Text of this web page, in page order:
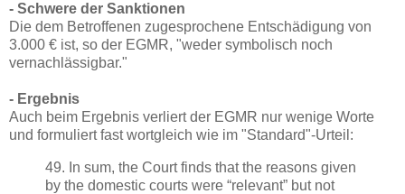
- Schwere der Sanktionen
Die dem Betroffenen zugesprochene Entschädigung von
3.000 € ist, so der EGMR, "weder symbolisch noch
vernachlässigbar."
- Ergebnis
Auch beim Ergebnis verliert der EGMR nur wenige Worte
und formuliert fast wortgleich wie im "Standard"-Urteil:
49. In sum, the Court finds that the reasons given
by the domestic courts were “relevant” but not